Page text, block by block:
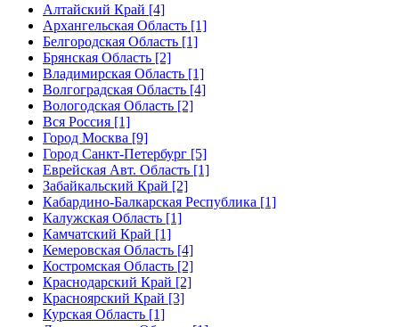
Алтайский Край [4]
Архангельская Область [1]
Белгородская Область [1]
Брянская Область [2]
Владимирская Область [1]
Волгоградская Область [4]
Вологодская Область [2]
Вся Россия [1]
Город Москва [9]
Город Санкт-Петербург [5]
Еврейская Авт. Область [1]
Забайкальский Край [2]
Кабардино-Балкарская Республика [1]
Калужская Область [1]
Камчатский Край [1]
Кемеровская Область [4]
Костромская Область [2]
Краснодарский Край [2]
Красноярский Край [3]
Курская Область [1]